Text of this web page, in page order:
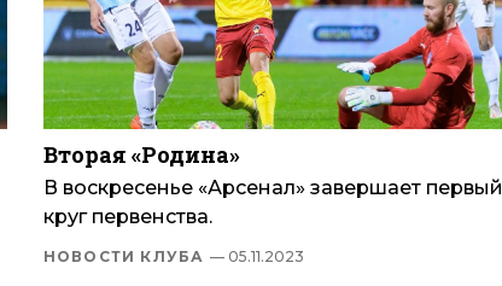
Вторая «Родина»
В воскресенье «Арсенал» завершает первый
круг первенства.
НОВОСТИ КЛУБА — 05.11.2023